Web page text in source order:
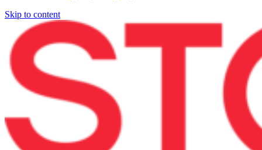
Skip to content